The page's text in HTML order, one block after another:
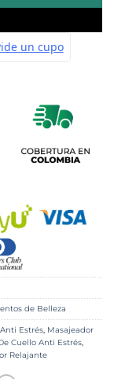
de Belleza
Estrés, Masajeador
Cuello Anti Estrés,
Relajante